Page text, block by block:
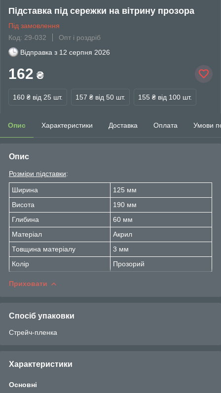
Підставка під сережки на вітрину прозора
Під замовлення
Код: 29-032
Опт і роздріб
Відправка з 12 серпня 2026
162 ₴
160 ₴ від 25 шт. 157 ₴ від 50 шт. 155 ₴ від 100 шт.
Опис Характеристики Доставка Оплата Умови
Опис
Розміри підставки:
Ширина
125 мм
Висота
190 мм
Глибина
60 мм
Матеріал
Акрил
Товщина матеріалу
3 мм
Колір
Прозорий
Приховати
Спосіб упаковки
Стрейч-пленка
Характеристики
Основні